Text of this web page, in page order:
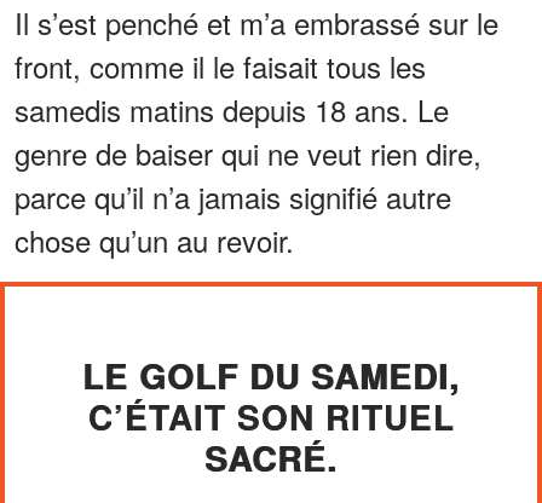
Il s’est penché et m’a embrassé sur le
front, comme il le faisait tous les
samedis matins depuis 18 ans. Le
genre de baiser qui ne veut rien dire,
parce qu’il n’a jamais signifié autre
chose qu’un au revoir.
LE GOLF DU SAMEDI,
C’ÉTAIT SON RITUEL
SACRÉ.